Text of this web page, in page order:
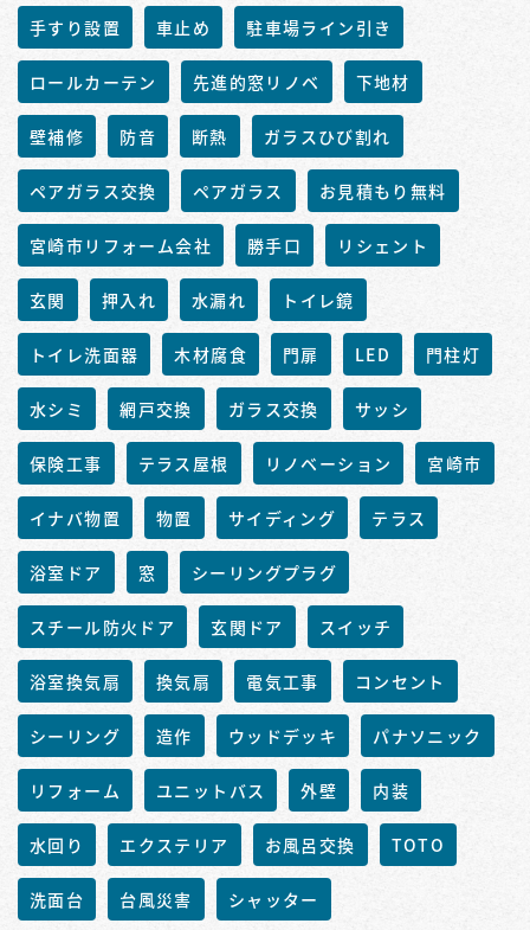
手すり設置 車止め 駐車場ライン引き
ロールカーテン 先進的窓リノベ 下地材
壁補修 防音 断熱 ガラスひび割れ
ペアガラス交換 ペアガラス お見積もり無料
宮崎市リフォーム会社 勝手口 リシェント
玄関 押入れ 水漏れ トイレ鏡
トイレ洗面器 木材腐食 門扉 LED 門柱灯
水シミ 網戸交換 ガラス交換 サッシ
保険工事 テラス屋根 リノベーション 宮崎市
イナバ物置 物置 サイディング テラス
浴室ドア 窓 シーリングプラグ
スチール防火ドア 玄関ドア スイッチ
浴室換気扇 換気扇 電気工事 コンセント
シーリング 造作 ウッドデッキ パナソニック
リフォーム ユニットバス 外壁 内装
水回り エクステリア お風呂交換 TOTO
洗面台 台風災害 シャッター